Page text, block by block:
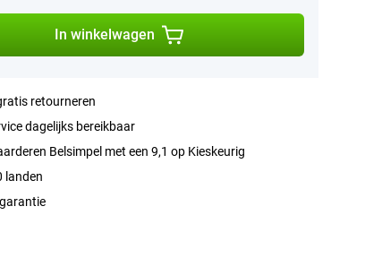
In winkelwagen
retourneren
dagelijks bereikbaar
Belsimpel met een 9,1 op Kieskeurig
landen